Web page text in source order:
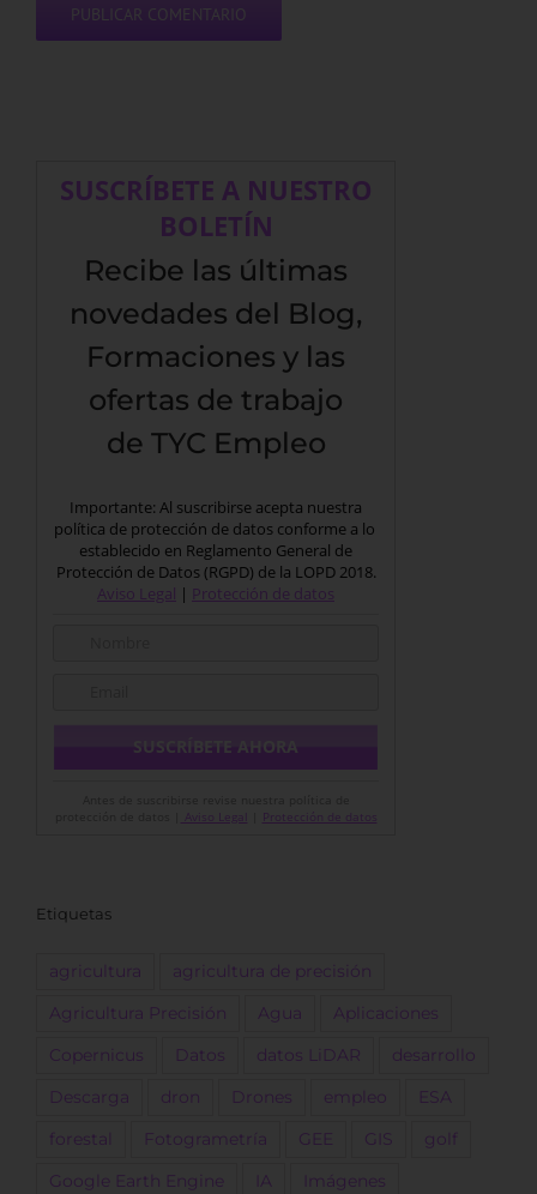
SUSCRÍBETE A NUESTRO
BOLETÍN
Recibe las últimas
novedades del Blog,
Formaciones y las
ofertas de trabajo
de TYC Empleo
Importante: Al suscribirse acepta nuestra
política de protección de datos conforme a lo
establecido en Reglamento General de
Protección de Datos (RGPD) de la LOPD 2018.
Aviso Legal | Protección de datos
Aviso Legal Protección de datos
Etiquetas
agricultura agricultura de precisión
Agricultura Precisión Agua Aplicaciones
Copernicus Datos datos LiDAR desarrollo
Descarga dron Drones empleo ESA
forestal Fotogrametría GEE GIS golf
Google Earth Engine IA Imágenes